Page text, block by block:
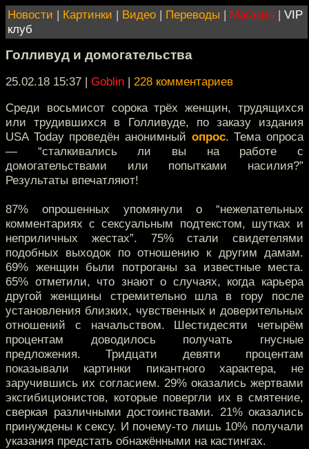
Новости | Картинки | Видео | Переводы | Магазин | VIP
клуб
Голливуд и домогательства
25.02.18 15:37 | Goblin | 228 комментариев
Среди восьмисот сорока трёх женщин, трудящихся
или трудившихся в Голливуде, по заказу издания
USA Today проведён анонимный опрос. Тема опроса
— “сталкивались ли вы на работе с
домогательствами или попытками насилия?”
Результаты впечатляют!
87% опрошенных упомянули о “нежелательных
комментариях с сексуальным подтекстом, шутках и
неприличных жестах”. 75% стали свидетелями
подобных выходок по отношению к другим дамам.
69% женщин были потроганы за известные места.
65% отметили, что знают о случаях, когда карьера
другой женщины стремительно шла в гору после
установления близких, чувственных и доверительных
отношений с начальством. Шестидесяти четырём
процентам доводилось получать гнусные
предложения. Тридцати девяти процентам
показывали картинки пикантного характера, не
заручившись их согласием. 29% оказались жертвами
эксгибиционистов, которые повергли их в смятение,
сверкая различными достоинствами. 21% оказались
принуждены к сексу. И почему-то лишь 10% получали
указания предстать обнажёнными на кастингах.